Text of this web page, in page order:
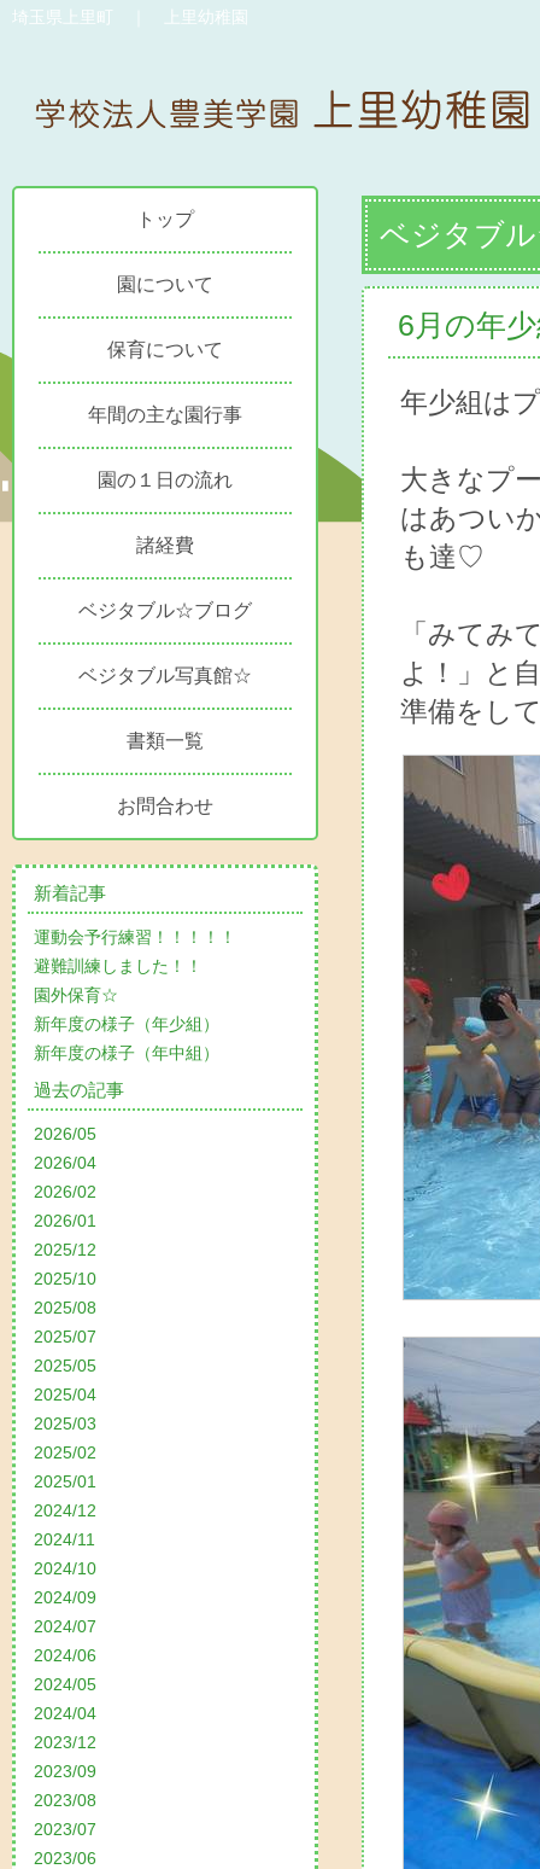
埼玉県上里町 ｜ 上里幼稚園
トップ
園について
保育について
年間の主な園行事
園の１日の流れ
諸経費
ベジタブル☆ブログ
ベジタブル写真館☆
書類一覧
お問合わせ
新着記事
運動会予行練習！！！！！
避難訓練しました！！
園外保育☆
新年度の様子（年少組）
新年度の様子（年中組）
過去の記事
2026/05
2026/04
2026/02
2026/01
2025/12
2025/10
2025/08
2025/07
2025/05
2025/04
2025/03
2025/02
2025/01
2024/12
2024/11
2024/10
2024/09
2024/07
2024/06
2024/05
2024/04
2023/12
2023/09
2023/08
2023/07
2023/06
ベジタブ
6月の年
年少組は
大きなプ
はあつい
も達♡
「みてみ
よ！」と
準備をし